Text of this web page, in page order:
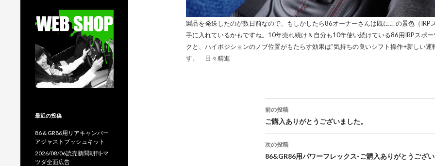
製品を発送したのが数日前なので、もしかしたら86オーナーさんは既にこの景色（
手に入れているかもですね。10年売れ続け＆自分も10年使い続けている86用IRPスポ
クと、ハイポジションのノブ位置がもたらす効果は”気持ちの良いシフト操作+新しい
す。 日々精進
投
稿
ナ
前の投稿
ご購入ありがとうございました。
次の投稿
86&GR86用パワーフレックス-ご購入ありがとうござい
最近の投稿
86＆GR86用リアキャンバー
アジャストブッシュキット
2026/08/06読売新聞朝刊-マ
ツダ全面広告